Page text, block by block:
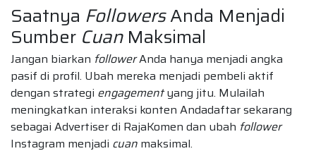
Saatnya FollowersAnda Menjadi
Sumber CuanMaksimal
Jangan biarkan followerAnda hanya menjadi angka
pasif di profil. Ubah mereka menjadi pembeli aktif
dengan strategi engagementyang jitu. Mulailah
meningkatkan interaksi konten Andadaftar sekarang
sebagai Advertiser di RajaKomen dan ubah follower
Instagram menjadi cuan maksimal.